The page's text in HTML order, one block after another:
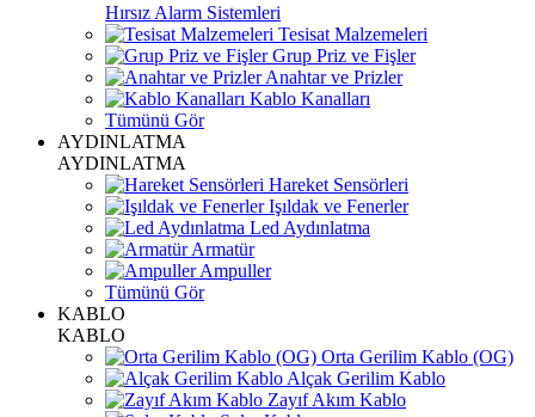
Hırsız Alarm Sistemleri
Tesisat Malzemeleri
Grup Priz ve Fişler
Anahtar ve Prizler
Kablo Kanalları
Tümünü Gör
AYDINLATMA
AYDINLATMA
Hareket Sensörleri
Işıldak ve Fenerler
Led Aydınlatma
Armatür
Ampuller
Tümünü Gör
KABLO
KABLO
Orta Gerilim Kablo (OG)
Alçak Gerilim Kablo
Zayıf Akım Kablo